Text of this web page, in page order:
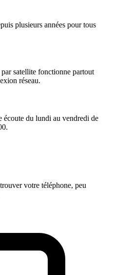
plusieurs années pour tous
satellite fonctionne partout
réseau.
écoute du lundi au vendredi de
votre téléphone, peu